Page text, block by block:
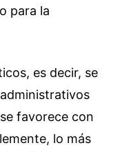
para la
es decir, se
favorece con
lo más